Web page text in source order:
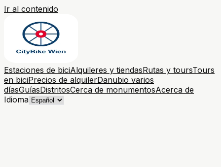
Ir al contenido
Estaciones de biciAlquileres y tiendasRutas y toursTours
en biciPrecios de alquilerDanubio varios
díasGuíasDistritosCerca de monumentosAcerca de
Idioma